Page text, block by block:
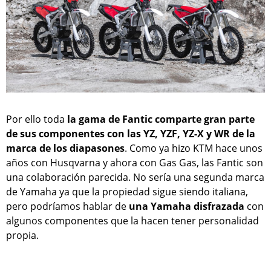
Por ello toda la gama de Fantic comparte gran parte
de sus componentes con las YZ, YZF, YZ-X y WR de la
marca de los diapasones. Como ya hizo KTM hace unos
años con Husqvarna y ahora con Gas Gas, las Fantic son
una colaboración parecida. No sería una segunda marca
de Yamaha ya que la propiedad sigue siendo italiana,
pero podríamos hablar de una Yamaha disfrazada con
algunos componentes que la hacen tener personalidad
propia.